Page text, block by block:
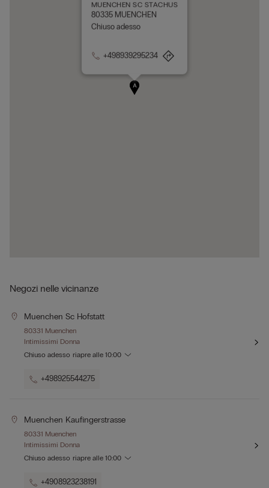
A
MUENCHEN SC STACHUS
80335 MUENCHEN
Chiuso adesso
+498939295234
Negozi nelle vicinanze
Muenchen Sc Hofstatt
80331 Muenchen
Intimissimi Donna
Chiuso adesso riapre alle 10:00
+498925544275
Muenchen Kaufingerstrasse
80331 Muenchen
Intimissimi Donna
Chiuso adesso riapre alle 10:00
+4908923238191